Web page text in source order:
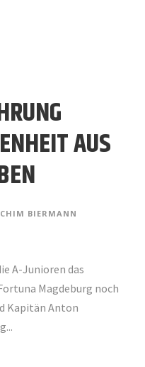
AUS
BIERMANN
A-Junioren das
Magdeburg noch
Kapitän Anton